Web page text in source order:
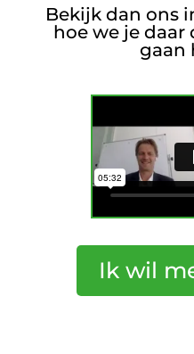
Bekijk dan ons
hoe we je
gaan
Ik wil